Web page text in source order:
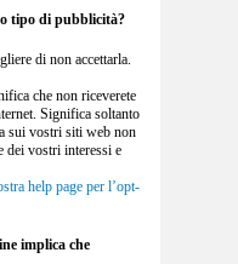
tipo di pubblicità?
di non accettarla.
che non riceverete
Significa soltanto
sui vostri siti web non
dei vostri interessi e
help page per l’opt-
implica che